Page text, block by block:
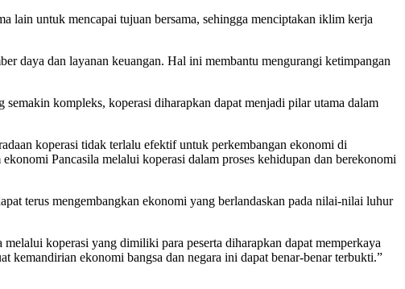
lain untuk mencapai tujuan bersama, sehingga menciptakan iklim kerja
daya dan layanan keuangan. Hal ini membantu mengurangi ketimpangan
kompleks, koperasi diharapkan dapat menjadi pilar utama dalam
koperasi tidak terlalu efektif untuk perkembangan ekonomi di
Pancasila melalui koperasi dalam proses kehidupan dan berekonomi
terus mengembangkan ekonomi yang berlandaskan pada nilai-nilai luhur
koperasi yang dimiliki para peserta diharapkan dapat memperkaya
kemandirian ekonomi bangsa dan negara ini dapat benar-benar terbukti.”